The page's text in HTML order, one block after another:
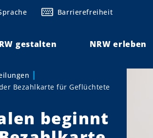
Barrierefreiheit
gestalten NRW erleben
Bezahlkarte für Geflüchtete
beginnt